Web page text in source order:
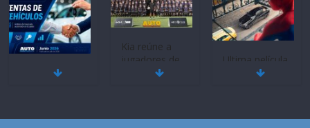
Mercado
Kia reúne a
jugadores de
fútbol de todo
Ultima película
‘Spider‑Man: